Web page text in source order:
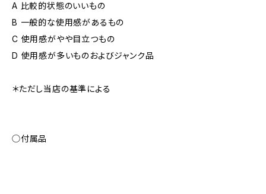
A 比較的状態のいいもの
B 一般的な使用感があるもの
C 使用感がやや目立つもの
D 使用感が多いものおよびジャンク品
＊ただし当店の基準による
◯付属品